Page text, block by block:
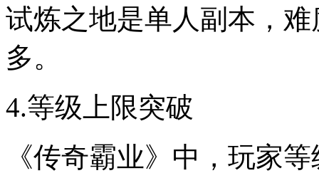
试炼之地是单人副本，
多。
4.等级上限突破
《传奇霸业》中，玩家